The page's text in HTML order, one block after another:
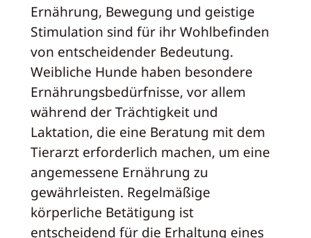
Ernährung, Bewegung und geistige
Stimulation sind für ihr Wohlbefinden
von entscheidender Bedeutung.
Weibliche Hunde haben besondere
Ernährungsbedürfnisse, vor allem
während der Trächtigkeit und
Laktation, die eine Beratung mit dem
Tierarzt erforderlich machen, um eine
angemessene Ernährung zu
gewährleisten. Regelmäßige
körperliche Betätigung ist
entscheidend für die Erhaltung eines